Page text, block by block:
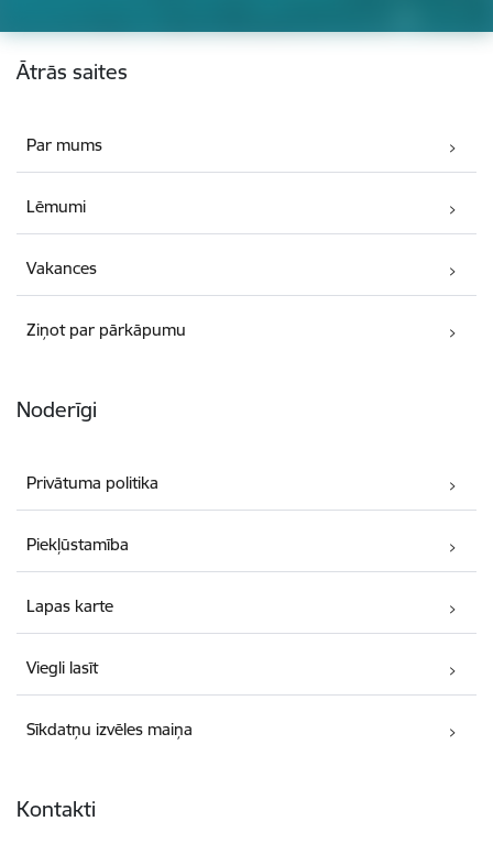
Kājene
Ātrās saites
Par mums
Lēmumi
Vakances
Ziņot par pārkāpumu
Noderīgi
Privātuma politika
Piekļūstamība
Lapas karte
Viegli lasīt
Sīkdatņu izvēles maiņa
Kontakti